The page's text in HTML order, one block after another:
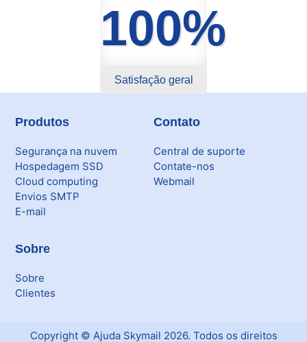
100%
Satisfação geral
Produtos
Segurança na nuvem
Hospedagem SSD
Cloud computing
Envios SMTP
E-mail
Contato
Central de suporte
Contate-nos
Webmail
Sobre
Sobre
Clientes
Copyright © Ajuda Skymail 2026. Todos os direitos